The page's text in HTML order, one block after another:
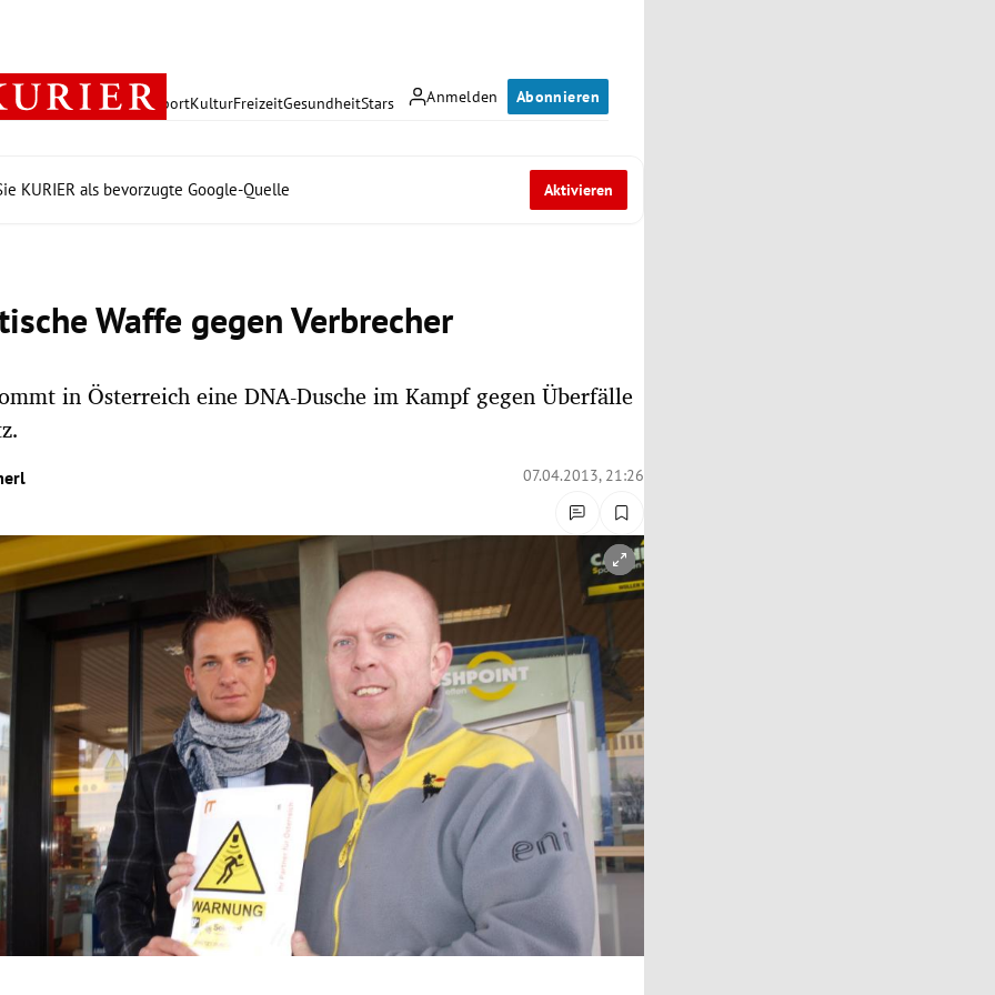
Anmelden Abonnieren
PolitikWirtschaft SportKulturFreizeitGesundheitStars
KURIER als bevorzugte Google-Quelle Aktivieren
Waffe gegen Verbrecher
in Österreich eine DNA-Dusche im Kampf gegen Überfälle
07.04.2013, 21:26
öffnen/schließen